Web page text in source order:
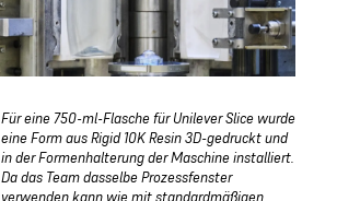
Für eine 750-ml-Flasche für Unilever Slice wurde
eine Form aus Rigid 10K Resin 3D-gedruckt und
in der Formenhalterung der Maschine installiert.
Da das Team dasselbe Prozessfenster